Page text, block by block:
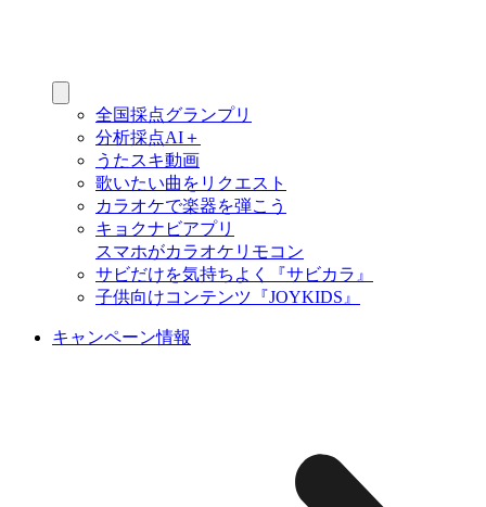
全国採点グランプリ
分析採点AI＋
うたスキ動画
歌いたい曲をリクエスト
カラオケで楽器を弾こう
キョクナビアプリ
スマホがカラオケリモコン
サビだけを気持ちよく『サビカラ』
子供向けコンテンツ『JOYKIDS』
キャンペーン情報